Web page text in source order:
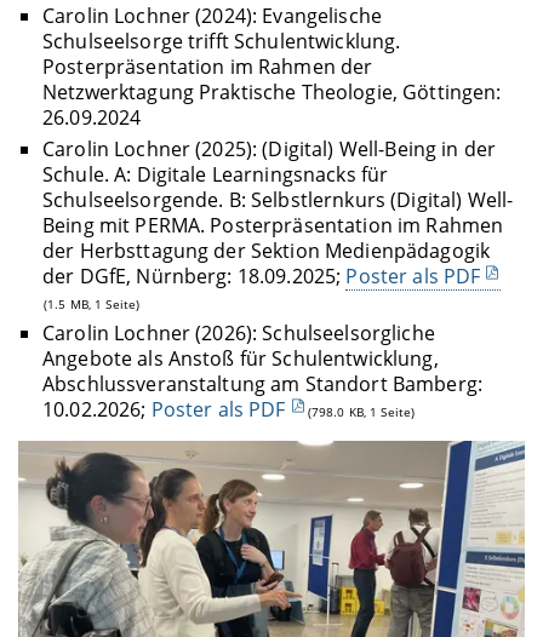
Carolin Lochner (2024): Evangelische
Schulseelsorge trifft Schulentwicklung.
Posterpräsentation im Rahmen der
Netzwerktagung Praktische Theologie, Göttingen:
26.09.2024
Carolin Lochner (2025): (Digital) Well-Being in der
Schule. A: Digitale Learningsnacks für
Schulseelsorgende. B: Selbstlernkurs (Digital) Well-
Being mit PERMA. Posterpräsentation im Rahmen
der Herbsttagung der Sektion Medienpädagogik
der DGfE, Nürnberg: 18.09.2025; Poster als PDF
(1.5 MB, 1 Seite)
Carolin Lochner (2026): Schulseelsorgliche
Angebote als Anstoß für Schulentwicklung,
Abschlussveranstaltung am Standort Bamberg:
10.02.2026; Poster als PDF (798.0 KB, 1 Seite)